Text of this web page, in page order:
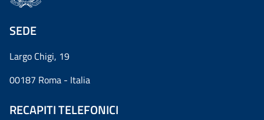
SEDE
Largo Chigi, 19
00187 Roma - Italia
RECAPITI TELEFONICI